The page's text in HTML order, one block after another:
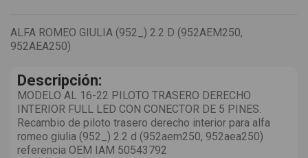
ALFA ROMEO GIULIA (952_) 2.2 D (952AEM250,
952AEA250)
Descripción:
MODELO AL 16-22 PILOTO TRASERO DERECHO
INTERIOR FULL LED CON CONECTOR DE 5 PINES.
Recambio de piloto trasero derecho interior para alfa
romeo giulia (952_) 2.2 d (952aem250, 952aea250)
referencia OEM IAM 50543792